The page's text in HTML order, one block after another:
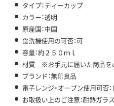
タイプ：ティーカップ
カラー：透明
原産国：中国
食洗機使用の可否：可
容量：約２５０ｍｌ
材質 ※お手元に届いた商品を
ブランド：無印良品
電子レンジ・オーブン使用可否
お取扱い上のご注意：耐熱ガラ